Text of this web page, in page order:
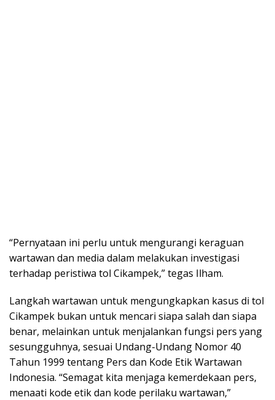
“Pernyataan ini perlu untuk mengurangi keraguan
wartawan dan media dalam melakukan investigasi
terhadap peristiwa tol Cikampek,” tegas Ilham.
Langkah wartawan untuk mengungkapkan kasus di tol
Cikampek bukan untuk mencari siapa salah dan siapa
benar, melainkan untuk menjalankan fungsi pers yang
sesungguhnya, sesuai Undang-Undang Nomor 40
Tahun 1999 tentang Pers dan Kode Etik Wartawan
Indonesia. “Semagat kita menjaga kemerdekaan pers,
menaati kode etik dan kode perilaku wartawan,”